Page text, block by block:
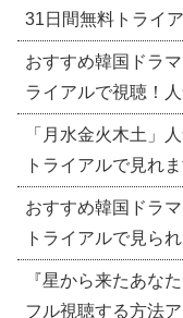
31日間無料トライ
おすすめ韓国ドラ
ライアルで視聴！
「月水金火木土」
トライアルで見れま
おすすめ韓国ドラ
トライアルで見ら
『星から来たあな
フル視聴する方法ア